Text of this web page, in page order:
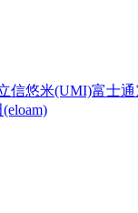
信悠米(UMI)富士通